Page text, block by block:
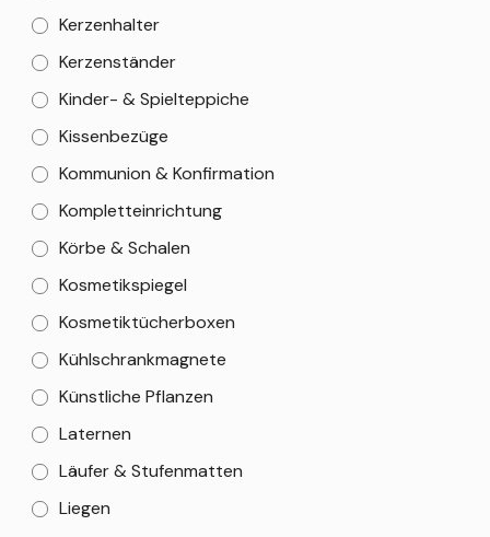
Kerzenhalter
Kerzenständer
Kinder- & Spielteppiche
Kissenbezüge
Kommunion & Konfirmation
Kompletteinrichtung
Körbe & Schalen
Kosmetikspiegel
Kosmetiktücherboxen
Kühlschrankmagnete
Künstliche Pflanzen
Laternen
Läufer & Stufenmatten
Liegen